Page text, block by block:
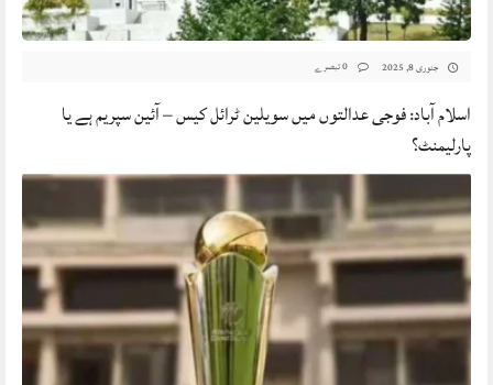
جنوری 8, 2025
اسلام آباد: فوجی عدالتوں میں سویلین ٹرائل کیس – آئین سپریم ہے یا
پارلیمنٹ؟